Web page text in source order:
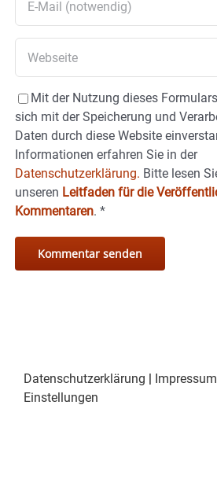
Mit der Nutzung dieses
sich mit der Speicherung und
Daten durch diese Website
Informationen erfahren Sie in der
Datenschutzerklärung. Bitte lesen
unseren Leitfaden für die
Kommentaren. *
Datenschutzerklärung Impressum
Einstellungen